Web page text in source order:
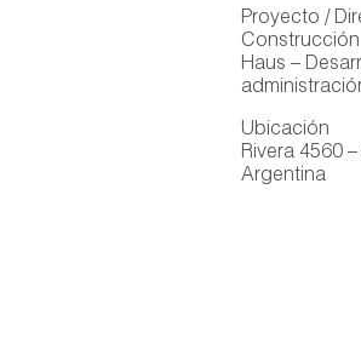
Proyecto /
Construcción
Haus –
Ubicación
Rivera 4560
Argentina